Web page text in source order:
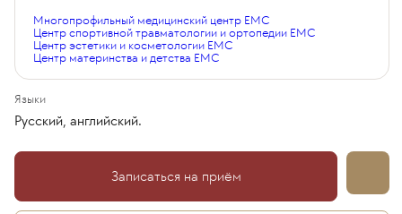
Многопрофильный медицинский центр EMC
Центр спортивной травматологии и ортопедии EMC
Центр эстетики и косметологии EMC
Центр материнства и детства EMC
Языки
Русский, английский.
Записаться на приём